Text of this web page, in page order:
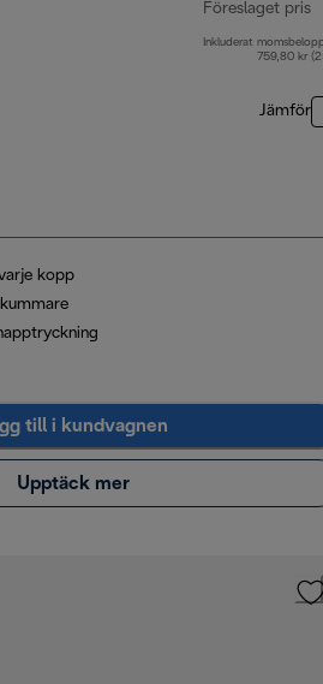
Föreslaget pris
Inkluderat
759,80 kr
Jämför
kopp
till i kundvagnen
Upptäck mer